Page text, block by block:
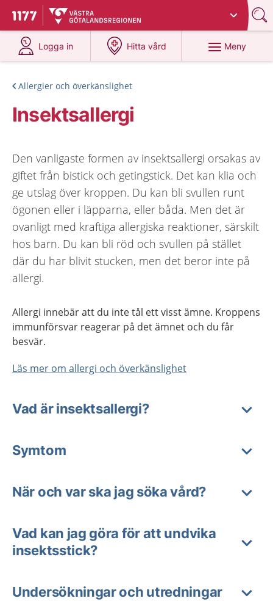
Till startsidan för 1177
Du har valt region
Logga in
på 1177.se
Hitta vård
på 1177.se
Meny
Allergier och överkänslighet
Insektsallergi
Den vanligaste formen av insektsallergi orsakas av
giftet från bistick och getingstick. Det kan klia och
ge utslag över kroppen. Du kan bli svullen runt
ögonen eller i läpparna, eller båda. Men det är
ovanligt med kraftiga allergiska reaktioner, särskilt
hos barn. Du kan bli röd och svullen på stället
där du har blivit stucken, men det beror inte på
allergi.
Allergi innebär att du inte tål ett visst ämne. Kroppens
immunförsvar reagerar på det ämnet och du får
besvär.
Läs mer om allergi och överkänslighet
Vad är insektsallergi?
Symtom
När och var ska jag söka vård?
Vad kan jag göra för att undvika
insektsstick?
Undersökningar och utredningar